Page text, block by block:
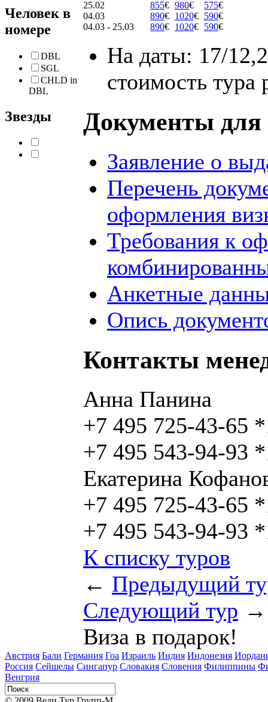
Человек в
номере
DBL
SGL
CHLD in
DBL
Звезды
25.02 855€ 980€ 575€
04.03
890€ 1020€ 590€
04.03 - 25.03
890€ 1020€ 590€
На даты: 17/
стоимость тура
Документы
Заявление о
Перечень
оформления
Требования к
Анкетные
Опись
Контакты
Анна Панина
+7 495 725-43-65
+7 495 543-94-93
Екатерина
+7 495 725-43-65
+7 495 543-94-93
К списку туров
← Предыдущий
Следующий тур →
Виза в подарок!
Австрия Бали Германия Гоа Израиль Индия Индонезия
Россия Сейшелы Сингапур Словакия Словения Филиппины
Венгрия